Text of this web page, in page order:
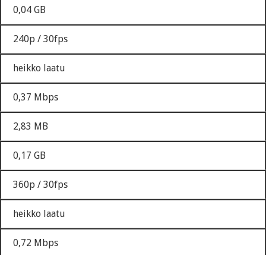
0,04 GB
240p / 30fps
heikko laatu
0,37 Mbps
2,83 MB
0,17 GB
360p / 30fps
heikko laatu
0,72 Mbps